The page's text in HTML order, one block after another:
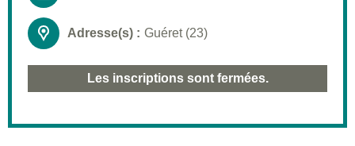
Adresse(s) : Guéret (23)
Les inscriptions sont fermées.